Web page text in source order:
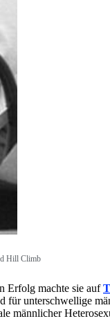
Hill Climb
Erfolg machte sie auf
für unterschwellige
männlicher